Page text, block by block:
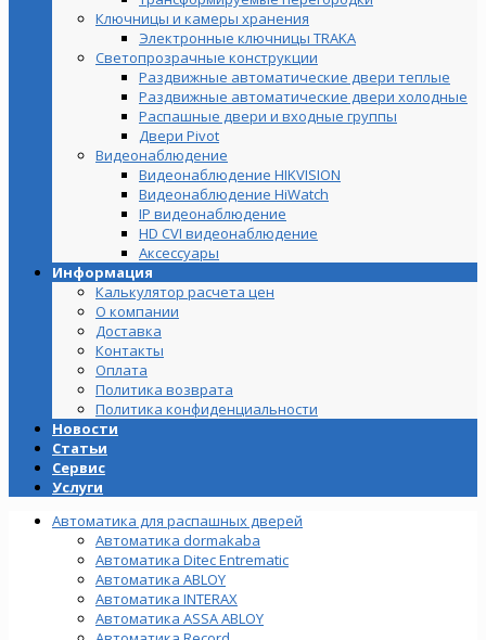
Ключницы и камеры хранения
Электронные ключницы TRAKA
Светопрозрачные конструкции
Раздвижные автоматические двери теплые
Раздвижные автоматические двери холодные
Распашные двери и входные группы
Двери Pivot
Видеонаблюдение
Видеонаблюдение HIKVISION
Видеонаблюдение HiWatch
IP видеонаблюдение
HD CVI видеонаблюдение
Аксессуары
Информация
Калькулятор расчета цен
О компании
Доставка
Контакты
Оплата
Политика возврата
Политика конфиденциальности
Новости
Статьи
Сервис
Услуги
Автоматика для распашных дверей
Автоматика dormakaba
Автоматика Ditec Entrematic
Автоматика ABLOY
Автоматика INTERAX
Автоматика ASSA ABLOY